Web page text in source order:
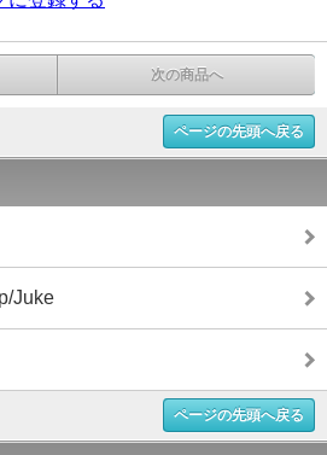
次の商品へ
ページの先頭へ戻る
Juke
ページの先頭へ戻る